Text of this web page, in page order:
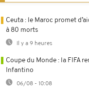
Ceuta : le Maroc promet
à 80 morts
Il y a 9 heures
Coupe du Monde : la FIFA
Infantino
06/08 - 10:08